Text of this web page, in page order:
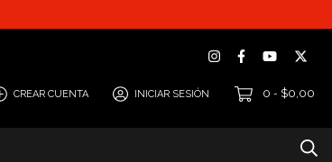
CREAR CUENTA INICIAR SESIÓN 0 - $0,00